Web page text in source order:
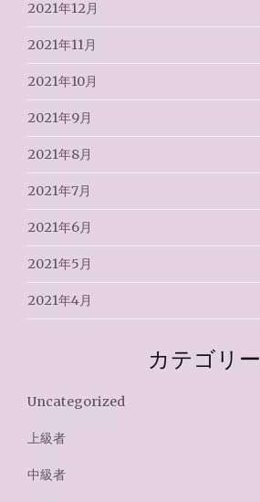
2021年12月
2021年11月
2021年10月
2021年9月
2021年8月
2021年7月
2021年6月
2021年5月
2021年4月
カテゴリー
Uncategorized
上級者
中級者